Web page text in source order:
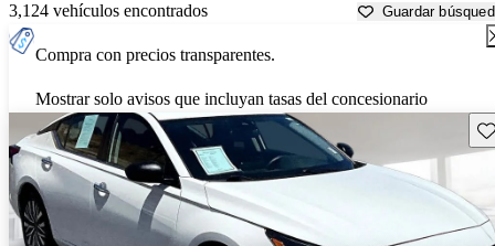
3,124 vehículos encontrados Guardar
Compra con precios transparentes.
Mostrar solo avisos que incluyan tasas del concesionario